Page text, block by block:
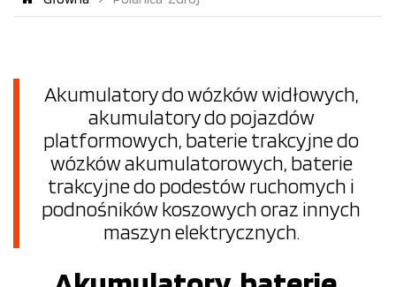
Akumulatory do wózków widłowych,
akumulatory do pojazdów
platformowych, baterie trakcyjne do
wózków akumulatorowych, baterie
trakcyjne do podestów ruchomych i
podnośników koszowych oraz innych
maszyn elektrycznych.